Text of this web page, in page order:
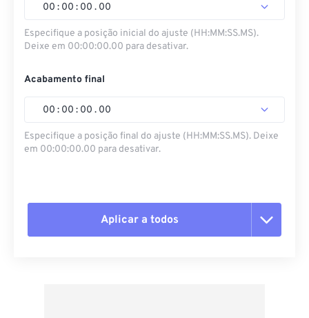
00 : 00 : 00 . 00
Especifique a posição inicial do ajuste (HH:MM:SS.MS).
Deixe em 00:00:00.00 para desativar.
Acabamento final
00 : 00 : 00 . 00
Especifique a posição final do ajuste (HH:MM:SS.MS). Deixe
em 00:00:00.00 para desativar.
Aplicar a todos